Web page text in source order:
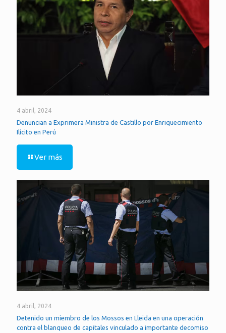
4 abril, 2024
Denuncian a Exprimera Ministra de Castillo por Enriquecimiento
Ilícito en Perú
Ver más
4 abril, 2024
Detenido un miembro de los Mossos en Lleida en una operación
contra el blanqueo de capitales vinculado a importante decomiso